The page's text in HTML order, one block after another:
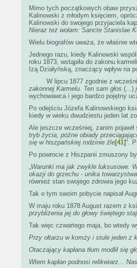
Mimo tych początkowych obaw
Kalinowski z młodym księciem,
Kalinowski do swojego przyjaciela
Nieraz też wołam: Sancte Stanislae
Wielu biografów uważa, że właśnie
Jednego razu, kiedy Kalinowski
roku 1873, wstąpiła do zakonu
Izą Działyńską, znaczący wpływ na
W lipcu 1877 zgodnie z
zakonnej Karmelu. Ten sam głos (...)
wychowawca i jego bardzo pojętny
Po odejściu Józefa Kalinowskiego
kiedy w wieku dwudziestu jeden lat
Ale jeszcze wcześniej, zanim
tryb życia, późne obiady
się w hiszpańskiej rodzinie źle[41]".
Po powrocie z Hiszpanii zmuszony
„Warunki ma jak zwykle luksusowe.
okazji do grzechu - unika
również stan swojego zdrowia jego
Tak o tym swoim pobycie napisał
W maju roku 1878 August razem z
przybliżenia jej do głowy świętego
Tak więc czwartego maja, bo wtedy
Przy ołtarzu w komży i stule jeden z
Otaczający kapłana tłum modlił się
Wtem kapłan podnosi relikwiarz...